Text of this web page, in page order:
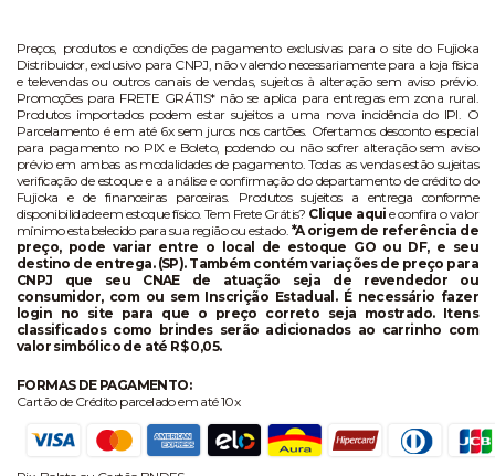
Preços, produtos e condições de pagamento exclusivas para o site do Fujioka
Distribuidor, exclusivo para CNPJ, não valendo necessariamente para a loja física
e televendas ou outros canais de vendas, sujeitos à alteração sem aviso prévio.
Promoções para FRETE GRÁTIS* não se aplica para entregas em zona rural.
Produtos importados podem estar sujeitos a uma nova incidência do IPI. O
Parcelamento é em até 6x sem juros nos cartões. Ofertamos desconto especial
para pagamento no PIX e Boleto, podendo ou não sofrer alteração sem aviso
prévio em ambas as modalidades de pagamento. Todas as vendas estão sujeitas
verificação de estoque e a análise e confirmação do departamento de crédito do
Fujioka e de financeiras parceiras. Produtos sujeitos a entrega conforme
disponibilidade em estoque físico. Tem Frete Grátis? Clique aqui e confira o valor
mínimo estabelecido para sua região ou estado. *A origem de referência de
preço, pode variar entre o local de estoque GO ou DF, e seu
destino de entrega. (SP). Também contém variações de preço para
CNPJ que seu CNAE de atuação seja de revendedor ou
consumidor, com ou sem Inscrição Estadual. É necessário fazer
login no site para que o preço correto seja mostrado. Itens
classificados como brindes serão adicionados ao carrinho com
valor simbólico de até R$ 0,05.
FORMAS DE PAGAMENTO:
Cartão de Crédito parcelado em até 10x